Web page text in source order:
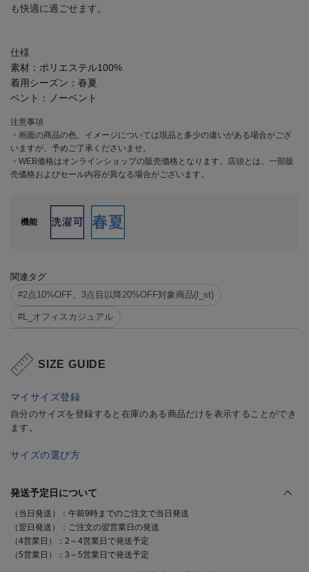
も快適に過ごせます。
仕様
素材： ポリエステル100%
着用シーズン： 春夏
ベント：
ノーベント
注意事項
・画面の商品の色、イメージについては現品と多少の違いがある場合がござ
いますが、予めご了承くださいませ。
・WEB価格はオンラインショップの販売価格となります。店頭とは、一部販
売価格およびセール内容が異なる場合がございます。
機能
関連タグ
#2点10%OFF、3点目以降20%OFF対象商品(l_st)
#L_オフィスカジュアル
SIZE GUIDE
マイサイズ登録
自分のサイズを登録すると在庫のある商品だけを表示することができ
ます。
サイズの選び方
発送予定日について
（当日発送）：午前9時までのご注文で当日発送
（翌日発送）：ご注文の翌営業日の発送
（4営業日）：2～4営業日で発送予定
（5営業日）：3～5営業日で発送予定